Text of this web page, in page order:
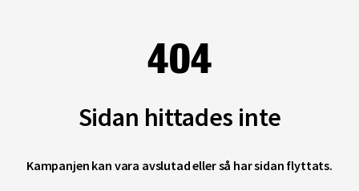
404
Sidan hittades inte
Kampanjen kan vara avslutad eller så har sidan flyttats.